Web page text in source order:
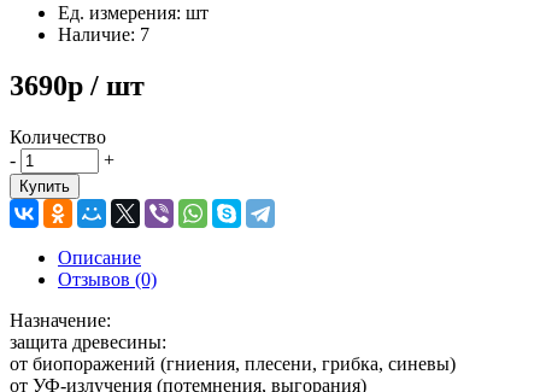
Ед. измерения: шт
Наличие: 7
3690р / шт
Количество
-
+
Купить
Описание
Отзывов (0)
Назначение:
защита древесины:
от биопоражений (гниения, плесени, грибка, синевы)
от УФ-излучения (потемнения, выгорания)